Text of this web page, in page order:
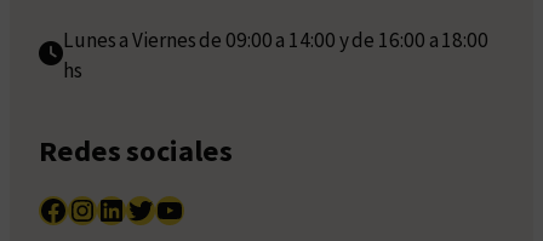
Lunes a Viernes de 09:00 a 14:00 y de 16:00 a 18:00
hs
Redes sociales
Facebook InstagramLinkedIn Twitter YouTube